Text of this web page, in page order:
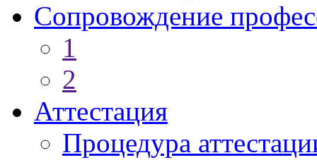
Сопровождение
1
2
Аттестация
Процедура